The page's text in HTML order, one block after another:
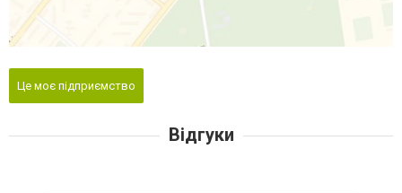
Це моє підприємство
Відгуки